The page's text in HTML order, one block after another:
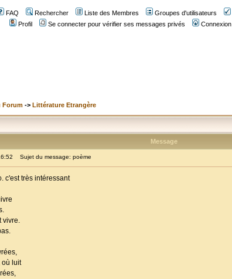
FAQ Rechercher Liste des Membres Groupes d'utilisateurs
Profil
Se connecter pour vérifier ses messages privés Connexion
Forum -> Littérature Etrangère
Message
Sujet du message: poème
c'est très intéressant
vivre.
où luit